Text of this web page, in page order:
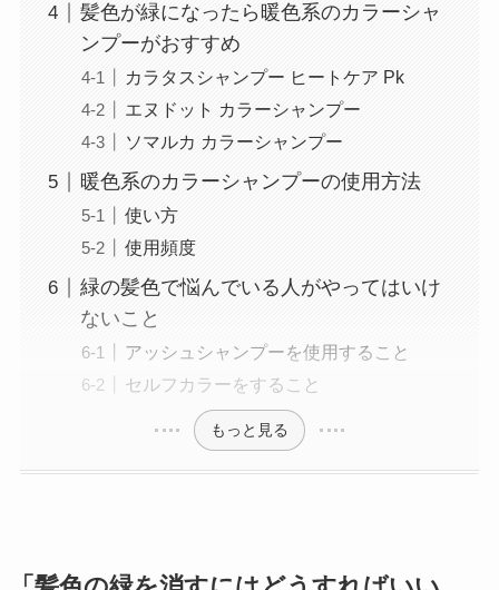
髪色が緑になったら暖色系のカラーシャ
ンプーがおすすめ
カラタスシャンプー ヒートケア Pk
エヌドット カラーシャンプー
ソマルカ カラーシャンプー
暖色系のカラーシャンプーの使用方法
使い方
使用頻度
緑の髪色で悩んでいる人がやってはいけ
ないこと
アッシュシャンプーを使用すること
セルフカラーをすること
もっと見る